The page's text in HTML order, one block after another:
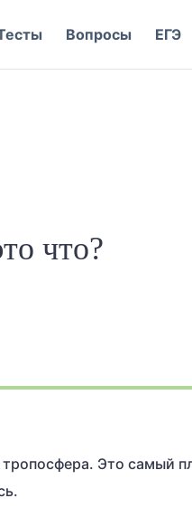
что?
Это самый
Вопросы ЕГЭ